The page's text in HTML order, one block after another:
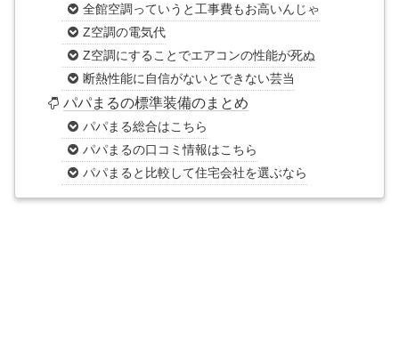
全館空調っていうと工事費もお高いんじゃ
Z空調の電気代
Z空調にすることでエアコンの性能が死ぬ
断熱性能に自信がないとできない芸当
パパまるの標準装備のまとめ
パパまる総合はこちら
パパまるの口コミ情報はこちら
パパまると比較して住宅会社を選ぶなら